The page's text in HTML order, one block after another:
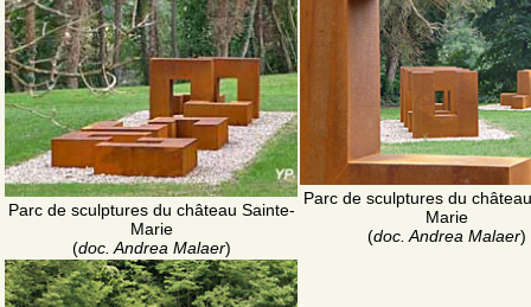
Parc de sculptures du château Sainte-
Marie
(doc. Andrea Malaer)
Parc de sculptures du
Marie
(doc. Andrea Malaer)